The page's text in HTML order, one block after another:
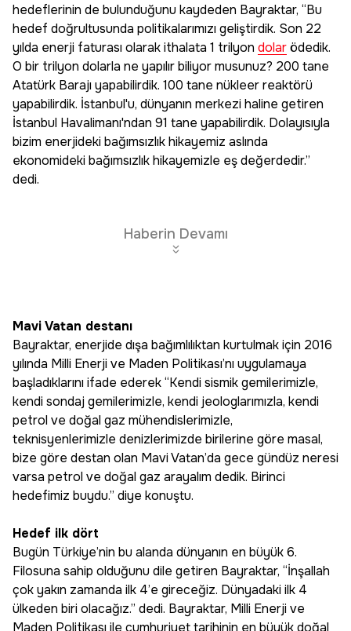
hedeflerinin de bulunduğunu kaydeden Bayraktar, “Bu
hedef doğrultusunda politikalarımızı geliştirdik. Son 22
yılda enerji faturası olarak ithalata 1 trilyon dolarödedik.
O bir trilyon dolarla ne yapılır biliyor musunuz? 200 tane
Atatürk Barajı yapabilirdik. 100 tane nükleer reaktörü
yapabilirdik. İstanbul'u, dünyanın merkezi haline getiren
İstanbul Havalimanı'ndan 91 tane yapabilirdik. Dolayısıyla
bizim enerjideki bağımsızlık hikayemiz aslında
ekonomideki bağımsızlık hikayemizle eş değerdedir.”
dedi.
Haberin Devamı
Mavi Vatan destanı
Bayraktar, enerjide dışa bağımlılıktan kurtulmak için 2016
yılında Milli Enerji ve Maden Politikası’nı uygulamaya
başladıklarını ifade ederek “Kendi sismik gemilerimizle,
kendi sondaj gemilerimizle, kendi jeologlarımızla, kendi
petrol ve doğal gaz mühendislerimizle,
teknisyenlerimizle denizlerimizde birilerine göre masal,
bize göre destan olan Mavi Vatan’da gece gündüz neresi
varsa petrol ve doğal gaz arayalım dedik. Birinci
hedefimiz buydu.” diye konuştu.
Hedef ilk dört
Bugün Türkiye’nin bu alanda dünyanın en büyük 6.
Filosuna sahip olduğunu dile getiren Bayraktar, “İnşallah
çok yakın zamanda ilk 4’e gireceğiz. Dünyadaki ilk 4
ülkeden biri olacağız.” dedi. Bayraktar, Milli Enerji ve
Maden Politikası ile cumhuriyet tarihinin en büyük doğal